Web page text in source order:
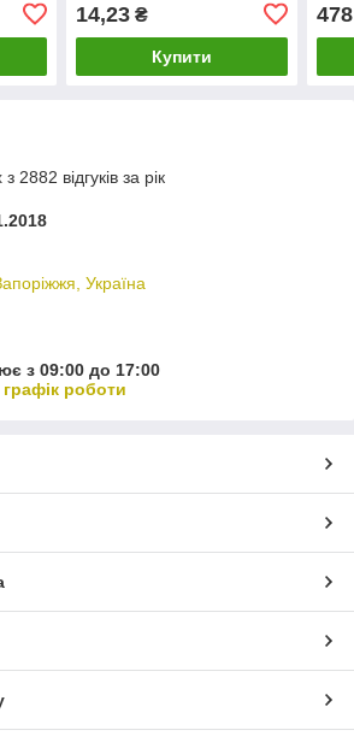
14,23₴
Купити
2882 відгуків за рік
Україна
з 09:00 до 17:00
роботи